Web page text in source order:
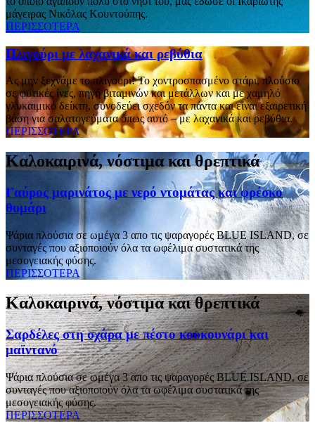
μάγειρας Νικόλας Κουντούπης.
ΠΕΡΙΣΣΟΤΕΡΑ
Πλιγούρι με λαχανικά και ρεβύθια
Ας μην ξεχνάμε το πλιγούρι! To χοντροσπασμένο στάρι, πλούσιο
σε φυτικές ίνες, πηγή βιταμινών και μετάλλων και με χαμηλό
γλυκαιμικό δείκτη, συνοδεύει σχεδόν τα πάντα και είναι εξαιρετική
βάση για σαλατογεύματα όπως αυτό – με λαχανικά και ρεβύθια.
ΠΕΡΙΣΣΟΤΕΡΑ
Καλοκαιρινά, νόστιμα και θρεπτικά
Γαύρος μαρινάτος με νερό ντομάτας και φρέσκο
θυμάρι
Ψάρια πλούσια σε ωμέγα 3 απο τις ψαραγορές BLUE ISLAND, σε
συνταγές που αξιοποιούν όλα τα ωφέλιμα συστατικά της
μεσογειακής φύσης.
ΠΕΡΙΣΣΟΤΕΡΑ
Καλοκαιρινά, νόστιμα και θρεπτικά
Σαρδέλες στη σχάρα με πέστο κουκουνάρι και
μαϊντανό
Ψάρια πλούσια σε ωμέγα 3 απο τις ψαραγορές BLUE ISLAND, σε
συνταγές που αξιοποιούν όλα τα ωφέλιμα συστατικά της
μεσογειακής φύσης.
ΠΕΡΙΣΣΟΤΕΡΑ